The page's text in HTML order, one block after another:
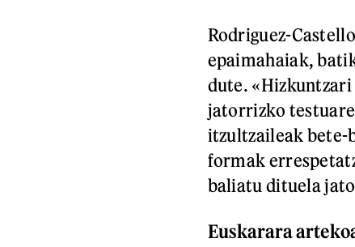
Rodriguez-
epaimahaiak,
dute.
jatorrizko
itzultzaileak bete-
formak
baliatu dituela
Euskarara